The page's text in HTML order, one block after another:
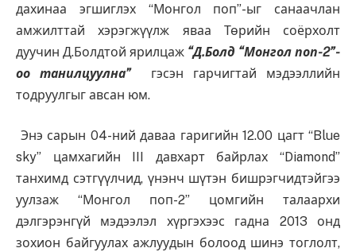
дахинаа эгшиглэх “Монгол поп”-ыг санаачлан
амжилттай хэрэгжүүлж яваа Төрийн соёрхолт
дуучин Д.Болдтой ярилцаж “Д.Болд “Монгол поп-2”-
оо танилцуулна”гэсэн гарчигтай мэдээллийн
тодруулгыг авсан юм.
Энэ сарын 04-ний даваа гаригийн 12.00 цагт “Blue
sky” цамхагийн III давхарт байрлах “Diamond”
танхимд сэтгүүлчид, үнэнч шүтэн бишрэгчидтэйгээ
уулзаж “Монгол поп-2” цомгийн талаархи
дэлгэрэнгүй мэдээлэл хүргэхээс гадна 2013 онд
зохион байгуулах ажлуудын болоод шинэ тоглолт,